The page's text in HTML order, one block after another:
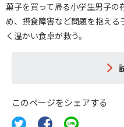
菓子を買って帰る小学生男子
め、摂食障害など問題を抱え
く温かい食卓が救う。
このページをシェアする